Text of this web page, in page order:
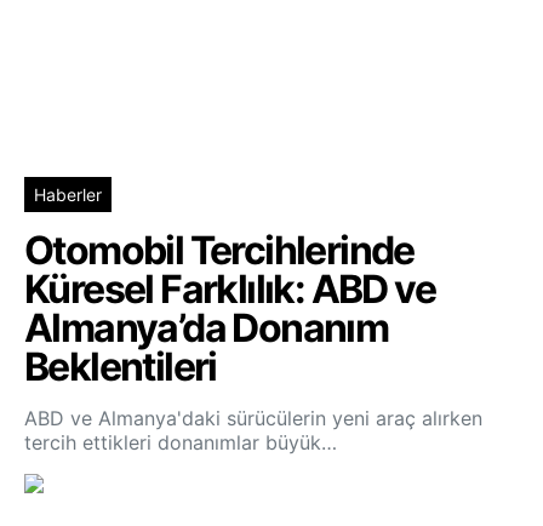
Haberler
Otomobil Tercihlerinde
Küresel Farklılık: ABD ve
Almanya’da Donanım
Beklentileri
ABD ve Almanya'daki sürücülerin yeni araç alırken
tercih ettikleri donanımlar büyük…